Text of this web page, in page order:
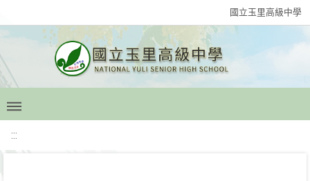
國立玉里高級中學
:::